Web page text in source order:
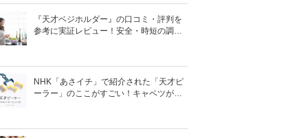
『天才ベジホルダー』の口コミ・評判を
参考に実証レビュー！安全・時短の調理
NHK「あさイチ」で紹介された「天才ピ
ーラー」のここがすごい！キャベツがほ